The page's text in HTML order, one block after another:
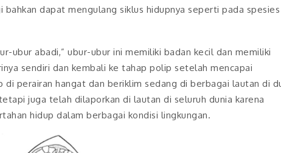
dapat mengulang siklus hidupnya seperti pada spesies
ubur abadi,” ubur-ubur ini memiliki badan kecil dan memiliki
sendiri dan kembali ke tahap polip setelah mencapai
di perairan hangat dan beriklim sedang di berbagai lautan di
juga telah dilaporkan di lautan di seluruh dunia karena
hidup dalam berbagai kondisi lingkungan.